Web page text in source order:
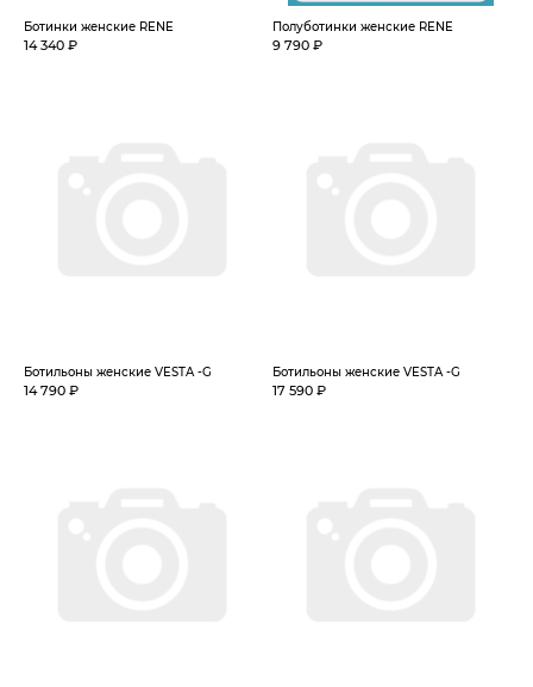
Ботинки женские RENE
14 340 ₽
Полуботинки женские RENE
9 790 ₽
Ботильоны женские VESTA -G
14 790 ₽
Ботильоны женские VESTA -G
17 590 ₽